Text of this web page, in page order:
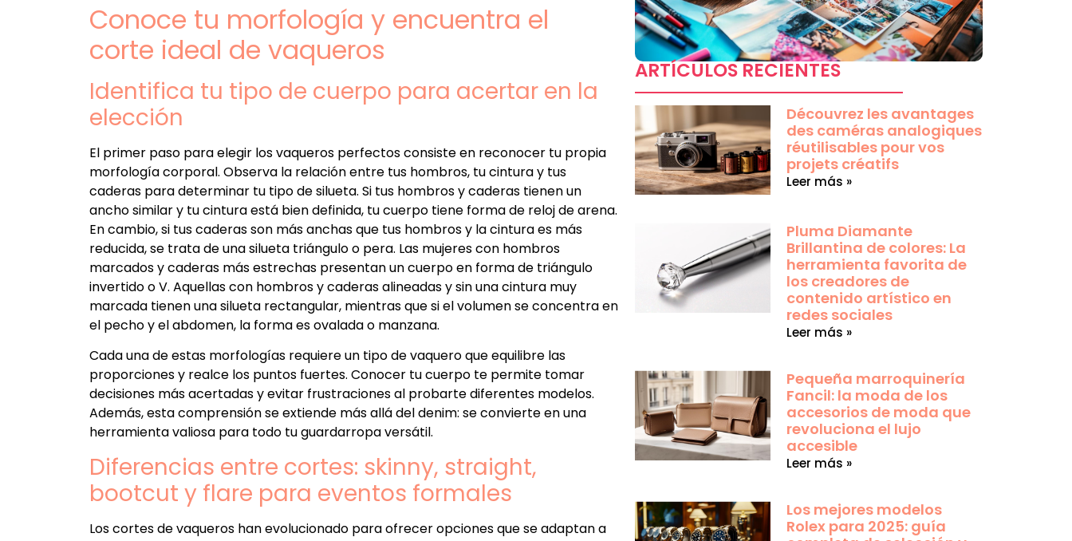
Conoce tu morfología y encuentra el
corte ideal de vaqueros
Identifica tu tipo de cuerpo para acertar en la
elección
El primer paso para elegir los vaqueros perfectos consiste en reconocer tu propia
morfología corporal. Observa la relación entre tus hombros, tu cintura y tus
caderas para determinar tu tipo de silueta. Si tus hombros y caderas tienen un
ancho similar y tu cintura está bien definida, tu cuerpo tiene forma de reloj de arena.
En cambio, si tus caderas son más anchas que tus hombros y la cintura es más
reducida, se trata de una silueta triángulo o pera. Las mujeres con hombros
marcados y caderas más estrechas presentan un cuerpo en forma de triángulo
invertido o V. Aquellas con hombros y caderas alineadas y sin una cintura muy
marcada tienen una silueta rectangular, mientras que si el volumen se concentra en
el pecho y el abdomen, la forma es ovalada o manzana.
Cada una de estas morfologías requiere un tipo de vaquero que equilibre las
proporciones y realce los puntos fuertes. Conocer tu cuerpo te permite tomar
decisiones más acertadas y evitar frustraciones al probarte diferentes modelos.
Además, esta comprensión se extiende más allá del denim: se convierte en una
herramienta valiosa para todo tu guardarropa versátil.
Diferencias entre cortes: skinny, straight,
bootcut y flare para eventos formales
Los cortes de vaqueros han evolucionado para ofrecer opciones que se adaptan a
ARTÍCULOS RECIENTES
Découvrez les avantages
des caméras analogiques
réutilisables pour vos
projets créatifs
Leer más »
Pluma Diamante
Brillantina de colores: La
herramienta favorita de
los creadores de
contenido artístico en
redes sociales
Leer más »
Pequeña marroquinería
Fancil: la moda de los
accesorios de moda que
revoluciona el lujo
accesible
Leer más »
Los mejores modelos
Rolex para 2025: guía